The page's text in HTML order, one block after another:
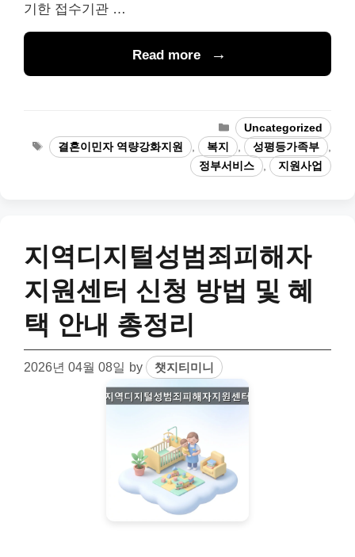
기한 접수기관 …
Read more
Categories
Uncategorized
Tags결혼이민자 역량강화지원 복지 성평등가족부
정부서비스
지원사업
지역디지털성범죄피해자
지원센터 신청 방법 및 혜
택 안내 총정리
2026년 04월 08일 by 챗지티미니